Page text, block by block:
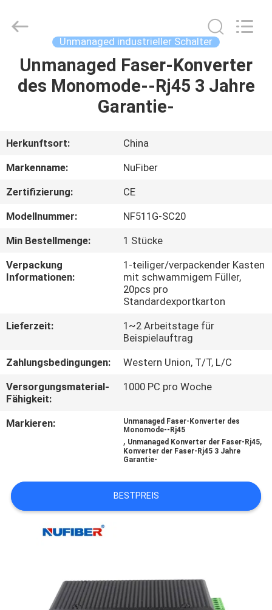
HAUS
ÜBER
UNS
FABRIK-
AUSFLUG
QUALITÄTSKONTROLLE
SIE
UNS
IN
VERBINDUNG
FORDERN
SIE
SITEMAP
Technology
Co.,Ltd.
Unmanaged industrieller Schalter
Unmanaged Faser-Konverter
des Monomode--Rj45 3 Jahre
Garantie-
Herkunftsort:
China
Markenname:
NuFiber
Zertifizierung:
CE
Modellnummer:
NF511G-SC20
Min Bestellmenge:
1 Stücke
Verpackung
Informationen:
1-teiliger/verpackender Kasten
mit schwammigem Füller,
20pcs pro
Standardexportkarton
Lieferzeit:
1~2 Arbeitstage für
Beispielauftrag
Zahlungsbedingungen:
Western Union, T/T, L/C
Versorgungsmaterial-
Fähigkeit:
1000 PC pro Woche
Markieren:
Unmanaged Faser-Konverter des
Monomode--Rj45
, Unmanaged Konverter der Faser-Rj45,
Konverter der Faser-Rj45 3 Jahre
Garantie-
BESTPREIS